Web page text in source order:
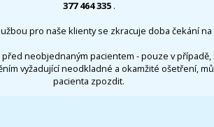
377 464 335 .
pro naše klienty se zkracuje doba čekání na
neobjednaným pacientem - pouze v
vyžadující neodkladné a okamžité ošetření,
pacienta zpozdit.